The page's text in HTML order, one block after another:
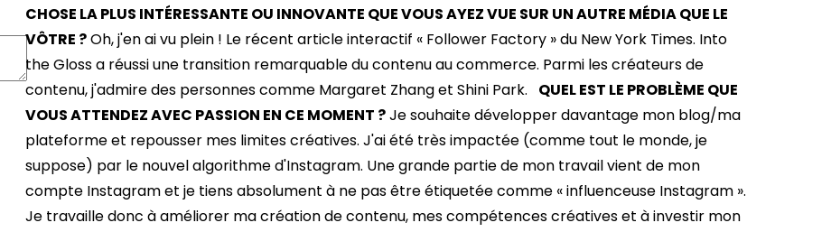
CHOSE LA PLUS INTÉRESSANTE OU INNOVANTE QUE VOUS AYEZ VUE SUR UN AUTRE MÉDIA QUE LE
VÔTRE ?Oh, j'en ai vu plein ! Le récent article interactif « Follower Factory » du New York Times. Into
the Gloss a réussi une transition remarquable du contenu au commerce. Parmi les créateurs de
contenu, j'admire des personnes comme Margaret Zhang et Shini Park. QUEL EST LE PROBLÈME QUE
VOUS ATTENDEZ AVEC PASSION EN CE MOMENT ?Je souhaite développer davantage mon blog/ma
plateforme et repousser mes limites créatives. J'ai été très impactée (comme tout le monde, je
suppose) par le nouvel algorithme d'Instagram. Une grande partie de mon travail vient de mon
compte Instagram et je tiens absolument à ne pas être étiquetée comme « influenceuse Instagram ».
Je travaille donc à améliorer ma création de contenu, mes compétences créatives et à investir mon